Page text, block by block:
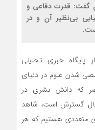
گفت: قدرت دفاعی و
بی‌نظیر آن و در
پایگاه خبری تحلیلی
شدن علوم در دنیای
که دانش بشری در
گسترش است، شاهد
متعددی هستیم که هر